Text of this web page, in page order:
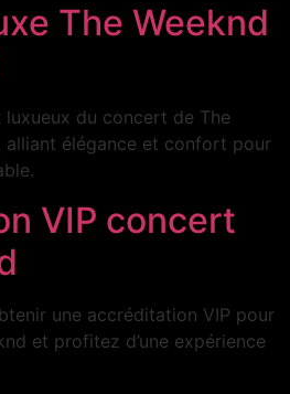
The Weeknd
du concert de The
alliant élégance et confort pour
VIP concert
une accréditation VIP pour
et profitez d’une expérience